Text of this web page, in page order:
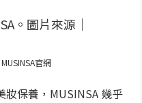
官網
保養，MUSINSA 幾乎